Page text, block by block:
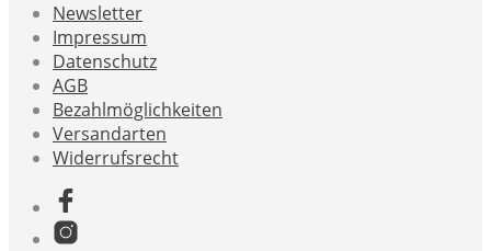
Newsletter
Impressum
Datenschutz
AGB
Bezahlmöglichkeiten
Versandarten
Widerrufsrecht